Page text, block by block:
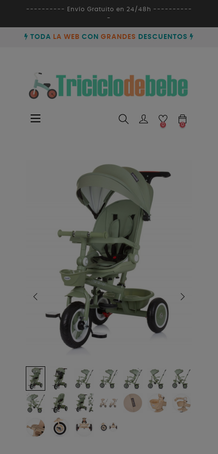
---------- Envío Gratuito en 24/48h ----------
-
TODA LA WEB CON GRANDES DESCUENTOS
Navegación
☰
0 0